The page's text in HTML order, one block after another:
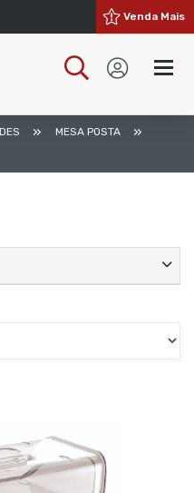
Venda Mais
» MESA POSTA »